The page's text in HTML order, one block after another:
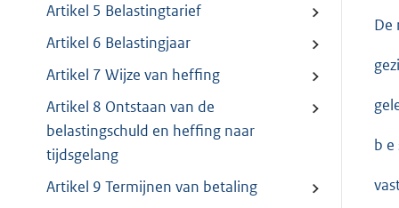
Artikel 5 Belastingtarief
Artikel 6 Belastingjaar
Artikel 7 Wijze van heffing
Artikel 8 Ontstaan van de
belastingschuld en heffing naar
tijdsgelang
Artikel 9 Termijnen van betaling
De
b e